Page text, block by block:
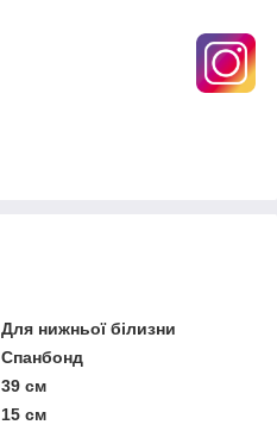
Для нижньої білизни
Спанбонд
39 см
15 см